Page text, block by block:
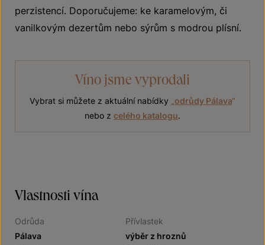
perzistencí. Doporučujeme: ke karamelovým, či
vanilkovým dezertům nebo sýrům s modrou plísní.
Víno jsme vyprodali
Vybrat si můžete z aktuální nabídky odrůdy Pálava“
nebo z celého katalogu.
Vlastnosti vína
Odrůda
Pálava
Přívlastek
výběr z hroznů